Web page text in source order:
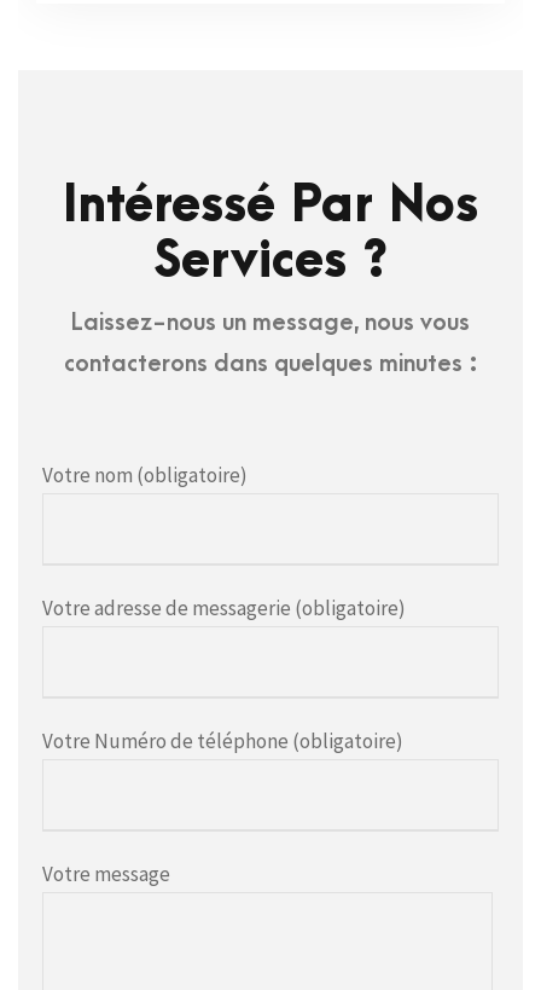
Intéressé Par Nos
Services ?
Laissez-nous un message, nous vous
contacterons dans quelques minutes :
Votre nom (obligatoire)
Votre adresse de messagerie (obligatoire)
Votre Numéro de téléphone (obligatoire)
Votre message